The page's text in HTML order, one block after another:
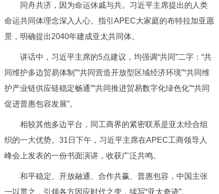
同舟共济，因为命运休戚与共。习近平主席提出的人类
命运共同体理念深入人心。指引APEC大家庭的布特拉加亚愿
景，明确提出2040年建成亚太共同体。
讲话中，习近平主席的5点建议，均强调“共同”二字：“共
同维护多边贸易体制”“共同营造开放型区域经济环境”“共同维
护产业链供应链稳定畅通”“共同推进贸易数字化绿色化”“共同
促进普惠包容发展”。
相较其他多边平台，同工商界的紧密联系是亚太经合组
织的一大优势。31日下午，习近平主席在APEC工商领导人
峰会上发表的一份书面演讲，收获广泛共鸣。
和平稳定、开放融通、合作共赢、普惠包容，中国主张
一以贯之，引领各方因应时代之变，续写“亚太奇迹”。